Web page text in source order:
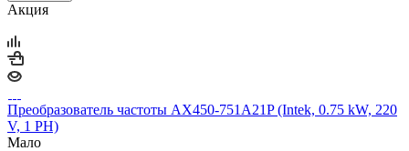
Акция
Преобразователь частоты AX450-751A21P (Intek, 0.75 kW, 220
V, 1 PH)
Мало